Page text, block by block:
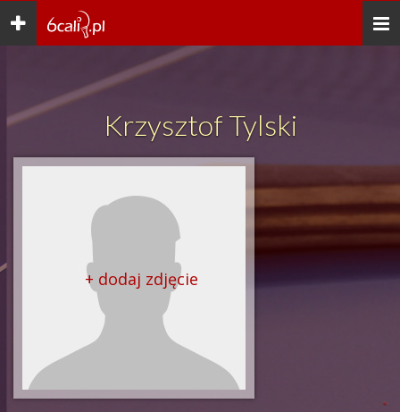
Toggle
navigation
Krzysztof Tylski
+ dodaj zdjęcie